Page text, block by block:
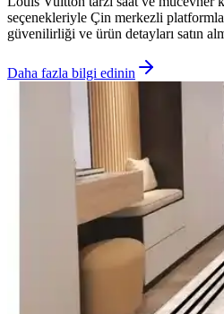
seçenekleriyle Çin merkezli
güvenilirliği ve ürün detayları satın
Daha fazla bilgi edinin